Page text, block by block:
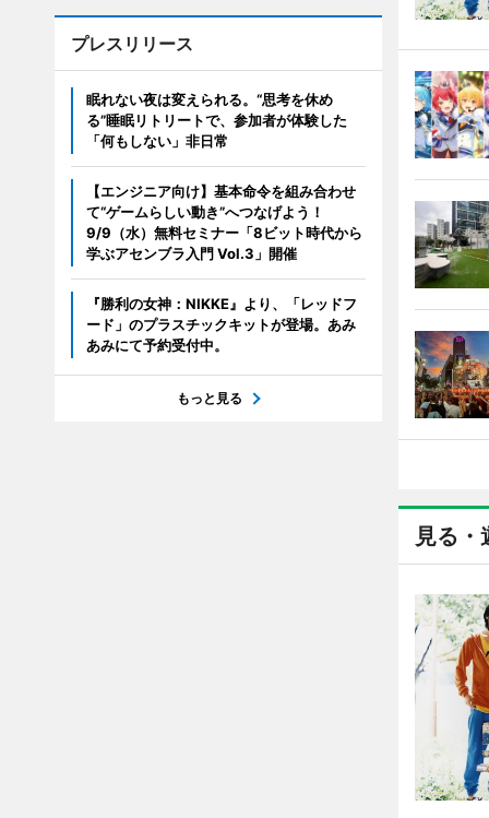
見る・
プレスリリース
眠れない夜は変えられる。“思考を休め
る”睡眠リトリートで、参加者が体験した
「何もしない」非日常
【エンジニア向け】基本命令を組み合わせ
て“ゲームらしい動き”へつなげよう！
9/9（水）無料セミナー「8ビット時代から
学ぶアセンブラ入門 Vol.3」開催
『勝利の女神：NIKKE』より、「レッドフ
ード」のプラスチックキットが登場。あみ
あみにて予約受付中。
もっと見る